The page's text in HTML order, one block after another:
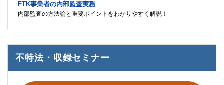
FTK事業者の内部監査実務
内部監査の方法論と重要ポイントをわかりやすく解説！
不特法・収録セミナー